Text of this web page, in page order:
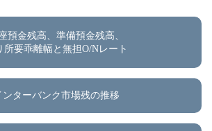
預金残高、準備預金残高、
所要乖離幅と無担O/Nレート
ンターバンク市場残の推移